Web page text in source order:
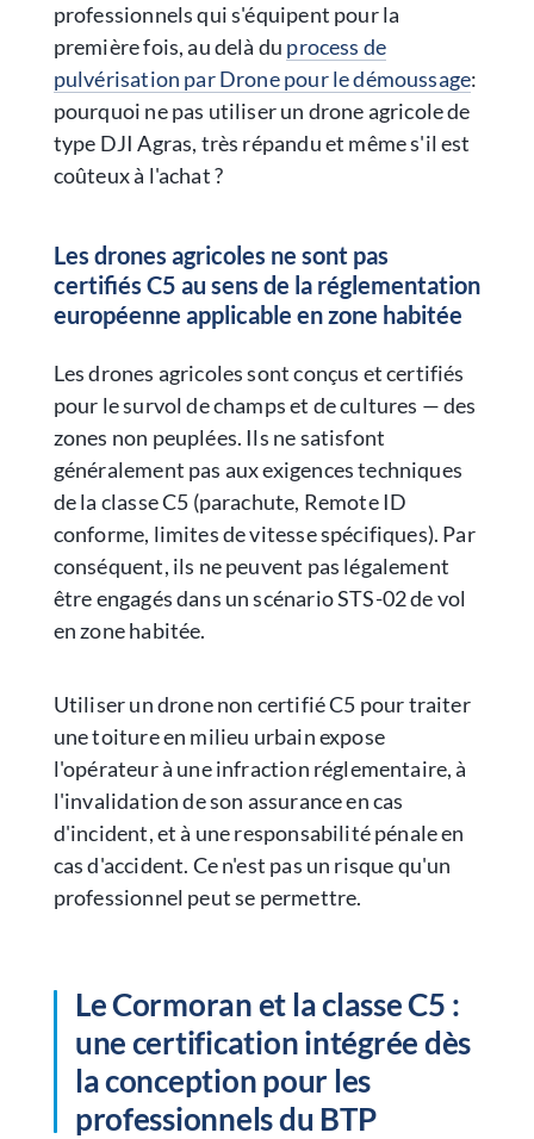
professionnels qui s'équipent pour la
première fois, au delà du process de
pulvérisation par Drone pour le démoussage:
pourquoi ne pas utiliser un drone agricole de
type DJI Agras, très répandu et même s'il est
coûteux à l'achat ?
Les drones agricoles ne sont pas
certifiés C5 au sens de la réglementation
européenne applicable en zone habitée
Les drones agricoles sont conçus et certifiés
pour le survol de champs et de cultures — des
zones non peuplées. Ils ne satisfont
généralement pas aux exigences techniques
de la classe C5 (parachute, Remote ID
conforme, limites de vitesse spécifiques). Par
conséquent, ils ne peuvent pas légalement
être engagés dans un scénario STS-02 de vol
en zone habitée.
Utiliser un drone non certifié C5 pour traiter
une toiture en milieu urbain expose
l'opérateur à une infraction réglementaire, à
l'invalidation de son assurance en cas
d'incident, et à une responsabilité pénale en
cas d'accident. Ce n'est pas un risque qu'un
professionnel peut se permettre.
Le Cormoran et la classe C5 :
une certification intégrée dès
la conception pour les
professionnels du BTP